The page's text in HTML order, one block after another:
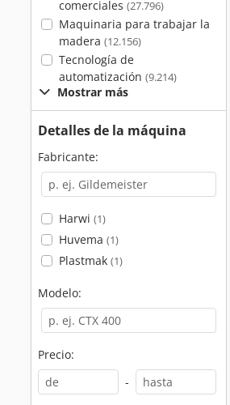
comerciales (27.796)
Maquinaria para trabajar la
madera (12.156)
Tecnología de
automatización (9.214)
Mostrar más
Detalles de la máquina
Fabricante:
Harwi (1)
Huvema (1)
Plastmak (1)
Modelo:
Precio:
-